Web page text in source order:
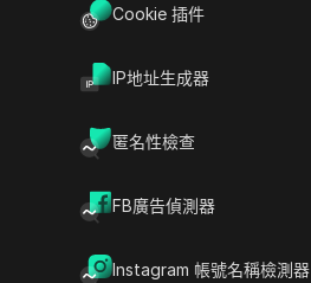
Cookie 插件
IP地址生成器
匿名性檢查
FB廣告偵測器
Instagram 帳號名稱檢測器